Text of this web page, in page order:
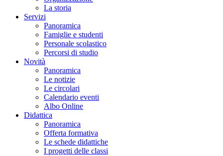
La storia
Servizi
Panoramica
Famiglie e studenti
Personale scolastico
Percorsi di studio
Novità
Panoramica
Le notizie
Le circolari
Calendario eventi
Albo Online
Didattica
Panoramica
Offerta formativa
Le schede didattiche
I progetti delle classi